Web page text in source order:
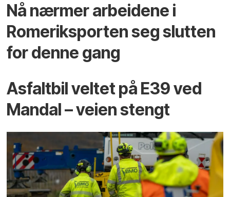
Nå nærmer arbeidene i
Romeriksporten seg slutten
for denne gang
Asfaltbil veltet på E39 ved
Mandal – veien stengt